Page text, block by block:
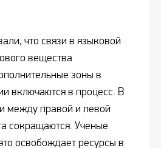
что связи в языковой
вещества
зоны в
включаются в процесс. В
между правой и левой
сокращаются. Ученые
освобождает ресурсы в